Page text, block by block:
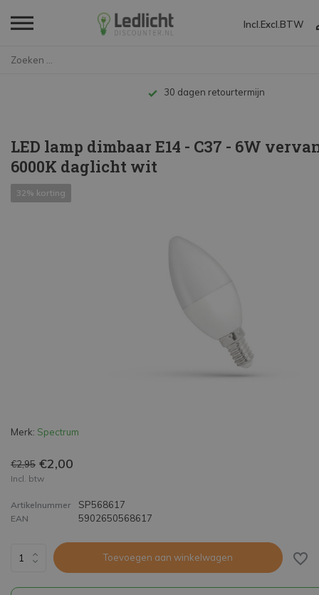
Incl. Excl. BTW
Tot 10 jaar garantie
LED lamp dimbaar E14 - C37 - 6W
6000K daglicht wit
32% korting
Merk: Spectrum
€2,95 €2,00
Incl. btw
Artikelnummer SP568617
EAN 5902650568617
Toevoegen aan winkelwagen